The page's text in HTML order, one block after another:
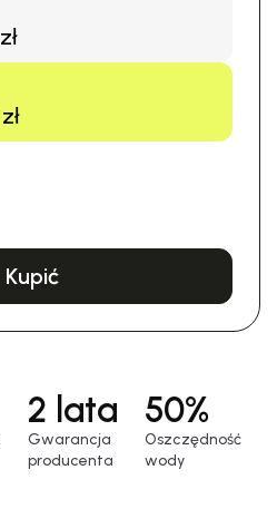
zł
zł
Kupić
2 lata
Gwarancja
producenta
50%
Oszczędność
wody